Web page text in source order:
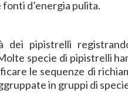
d’energia pulita.
dei pipistrelli
specie di pipistrelli
le sequenze di
in gruppi di